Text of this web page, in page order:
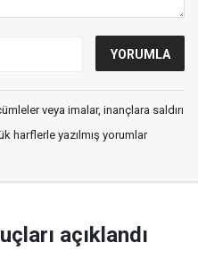
veya imalar, inançlara saldırı
harflerle yazılmış yorumlar
açıklandı